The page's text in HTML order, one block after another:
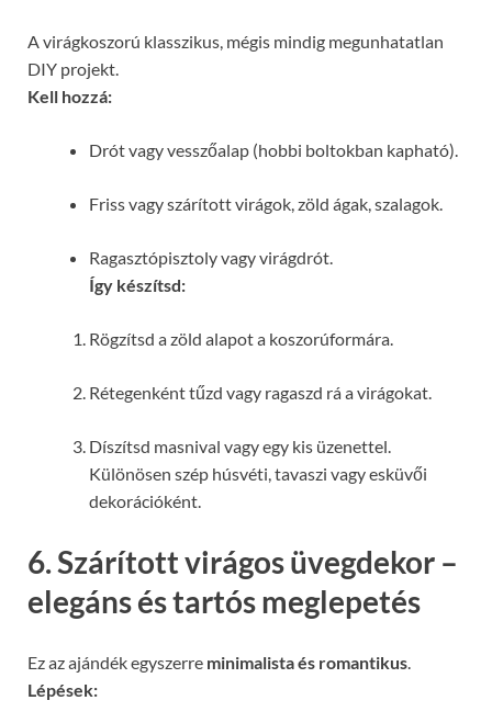
A virágkoszorú klasszikus, mégis mindig megunhatatlan
DIY projekt.
Kell hozzá:
Drót vagy vesszőalap (hobbi boltokban kapható).
Friss vagy szárított virágok, zöld ágak, szalagok.
Ragasztópisztoly vagy virágdrót.
Így készítsd:
Rögzítsd a zöld alapot a koszorúformára.
Rétegenként tűzd vagy ragaszd rá a virágokat.
Díszítsd masnival vagy egy kis üzenettel.
Különösen szép húsvéti, tavaszi vagy esküvői
dekorációként.
6. Szárított virágos üvegdekor –
elegáns és tartós meglepetés
Ez az ajándék egyszerre minimalista és romantikus.
Lépések: